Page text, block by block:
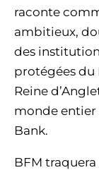
raconte
ambitieux,
des
protégées du
Reine
monde entier
Bank.
BFM